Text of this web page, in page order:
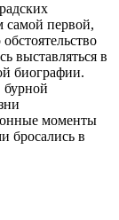
самой первой,
выставляться в
биографии.
моменты
бросались в